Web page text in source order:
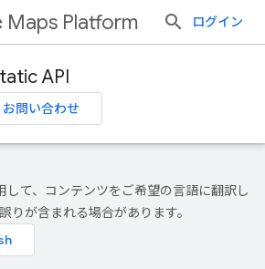
Maps Platform ログイン
API
お問い合わせ
して、コンテンツをご希望の言語に翻訳し
りが含まれる場合があります。